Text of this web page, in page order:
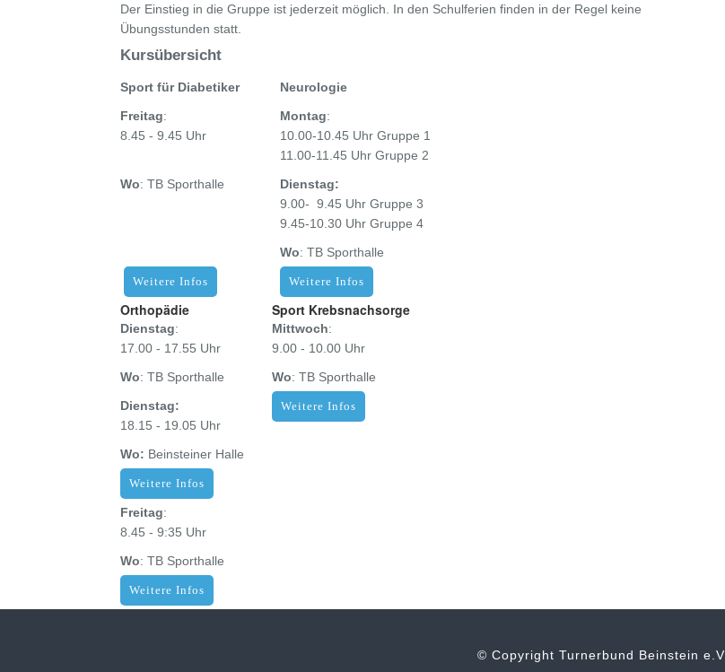
Der Einstieg in die Gruppe ist jederzeit möglich. In den Schulferien finden in der Regel keine
Übungsstunden statt.
Kursübersicht
Sport für Diabetiker
Neurologie
Freitag:
8.45 - 9.45 Uhr
Montag:
10.00-10.45 Uhr Gruppe 1
11.00-11.45 Uhr Gruppe 2
Wo: TB Sporthalle Dienstag:
9.00- 9.45 Uhr Gruppe 3
9.45-10.30 Uhr Gruppe 4
Wo: TB Sporthalle
Weitere Infos Weitere Infos
Orthopädie Sport Krebsnachsorge
Dienstag:
17.00 - 17.55 Uhr
Wo: TB Sporthalle
Dienstag:
18.15 - 19.05 Uhr
Wo: Beinsteiner Halle
Weitere Infos
Mittwoch:
9.00 - 10.00 Uhr
Wo: TB Sporthalle
Weitere Infos
Freitag:
8.45 - 9:35 Uhr
Wo: TB Sporthalle
Weitere Infos
© Copyright Turnerbund Beinstein e.V.